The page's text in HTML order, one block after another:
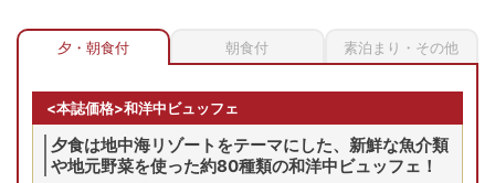
全室オーシャンビュー！絶景が広がる部屋
Previous
9/8(火)
14,570円
予約
9/9(水)
14,570 円
予約
14,570円
予約
15,170円
問合せ
夕・朝食付 朝食付 素泊まり・その他
<本誌価格>和洋中ビュッフェ
夕食は地中海リゾートをテーマにした、新鮮な魚介類
や地元野菜を使った約80種類の和洋中ビュッフェ！